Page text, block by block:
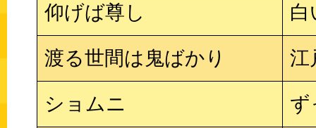
仰げば尊し 白
渡る世間は鬼ばかり 江
ショムニ ず